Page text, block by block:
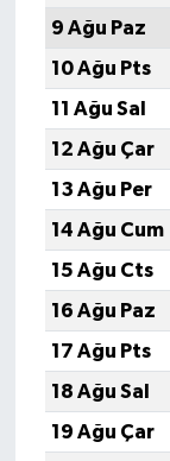
9 Ağu Paz
10 Ağu Pts
11 Ağu Sal
12 Ağu Çar
13 Ağu Per
14 Ağu Cum
15 Ağu Cts
16 Ağu Paz
17 Ağu Pts
18 Ağu Sal
19 Ağu Çar